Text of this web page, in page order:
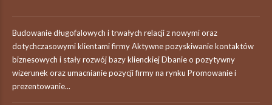
Budowanie długofalowych i trwałych relacji z nowymi oraz
dotychczasowymi klientami firmy Aktywne pozyskiwanie kontaktów
biznesowych i stały rozwój bazy klienckiej Dbanie o pozytywny
wizerunek oraz umacnianie pozycji firmy na rynku Promowanie i
prezentowanie...